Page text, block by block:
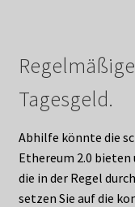
Tagesgeld.
Abhilfe könnte die
Ethereum 2.0
die in der Regel
setzen Sie auf die